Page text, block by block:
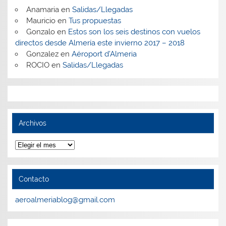
Anamariaen Salidas/Llegadas
Mauricioen Tus propuestas
Gonzaloen Estos son los seis destinos con vuelos
directos desde Almería este invierno 2017 – 2018
Gonzalezen Aéroport d’Almeria
ROCIOen Salidas/Llegadas
Archivos
Archivos
Contacto
aeroalmeriablog@gmail.com